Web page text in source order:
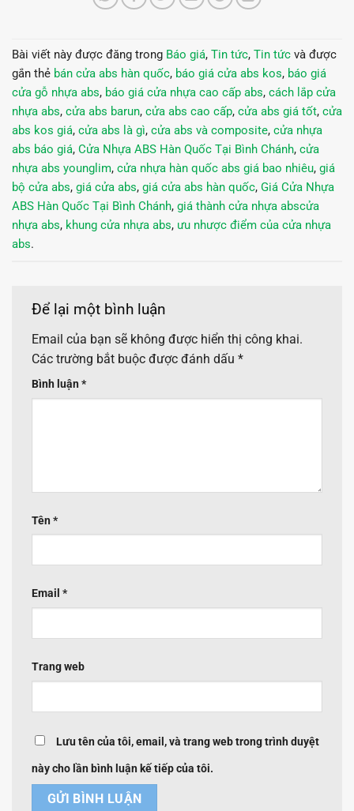
Bài viết này được đăng trong Báo giá, Tin tức, Tin tức và được
gắn thẻ bán cửa abs hàn quốc, báo giá cửa abs kos, báo giá
cửa gỗ nhựa abs, báo giá cửa nhựa cao cấp abs, cách lắp cửa
nhựa abs, cửa abs barun, cửa abs cao cấp, cửa abs giá tốt, cửa
abs kos giá, cửa abs là gì, cửa abs và composite, cửa nhựa
abs báo giá, Cửa Nhựa ABS Hàn Quốc Tại Bình Chánh, cửa
nhựa abs younglim, cửa nhựa hàn quốc abs giá bao nhiêu, giá
bộ cửa abs, giá cửa abs, giá cửa abs hàn quốc, Giá Cửa Nhựa
ABS Hàn Quốc Tại Bình Chánh, giá thành cửa nhựa abscửa
nhựa abs, khung cửa nhựa abs, ưu nhược điểm của cửa nhựa
abs.
Để lại một bình luận
Email của bạn sẽ không được hiển thị công khai.
Các trường bắt buộc được đánh dấu *
Bình luận *
Tên *
Email *
Trang web
Lưu tên của tôi, email, và trang web trong trình duyệt
này cho lần bình luận kế tiếp của tôi.